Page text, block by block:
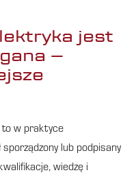
jest
–
to w praktyce
lub podpisany
wiedzę i